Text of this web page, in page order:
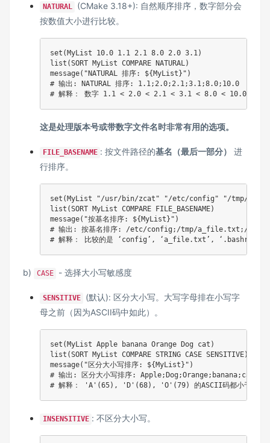
NATURAL
(CMake 3.18+): 自然顺序排序，数字部分会
按数值大小进行比较。
set(MyList 10.0 1.1 2.1 8.0 2.0 3.1)
list(SORT MyList COMPARE NATURAL)
message("NATURAL 排序: ${MyList}")
# 输出: NATURAL 排序: 1.1;2.0;2.1;3.1;8.0;10.0
# 解释： 数字 1.1 < 2.0 < 2.1 < 3.1 < 8.0 < 10.0，符合数
这是处理版本号或带数字文件名时非常有用的选项。
FILE_BASENAME : 按文件路径的基名（最后一部分）
进
行排序。
set(MyList "/usr/bin/zcat" "/etc/config" "/tmp/
list(SORT MyList COMPARE FILE_BASENAME)
message("按基名排序: ${MyList}")
# 输出: 按基名排序: /etc/config;/tmp/a_file.txt;/
# 解释： 比较的是 ‘config’, ‘a_file.txt’, ‘.bashrc’,
b) CASE - 选择大小写敏感度
SENSITIVE
(默认): 区分大小写。大写字母排在小写字
母之前（因为ASCII码中如此）。
set(MyList Apple banana Orange Dog cat)
list(SORT MyList COMPARE STRING CASE SENSITIVE)
message("区分大小写排序: ${MyList}")
# 输出: 区分大小写排序: Apple;Dog;Orange;banana;cat
# 解释： 'A'(65), 'D'(68), 'O'(79) 的ASCII码都小于
INSENSITIVE : 不区分大小写。